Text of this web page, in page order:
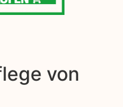
von